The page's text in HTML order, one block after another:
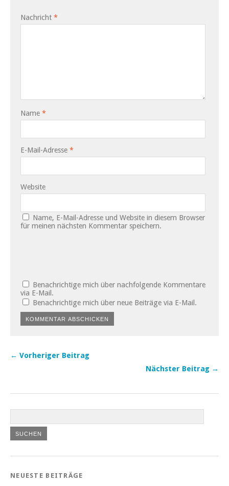
Nachricht *
Name *
E-Mail-Adresse *
Website
Name, E-Mail-Adresse und Website in diesem Browser
für meinen nächsten Kommentar speichern.
Benachrichtige mich über nachfolgende Kommentare
via E-Mail.
Benachrichtige mich über neue Beiträge via E-Mail.
← Vorheriger Beitrag
Nächster Beitrag →
NEUESTE BEITRÄGE